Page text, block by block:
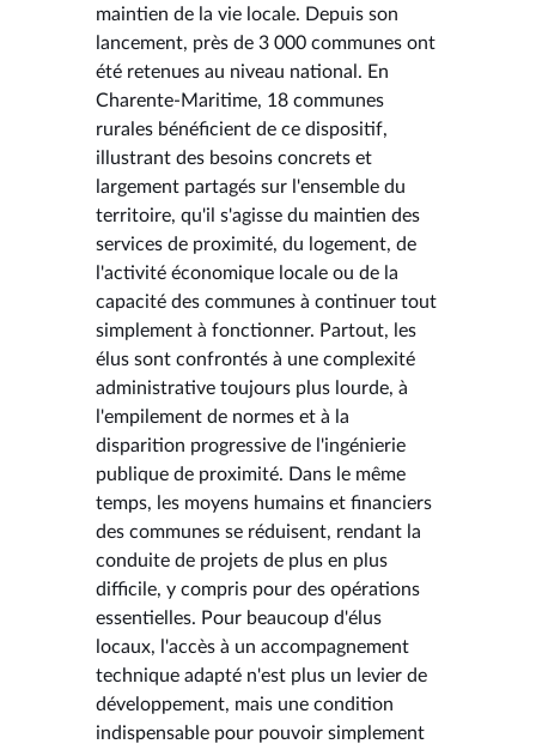
maintien de la vie locale. Depuis son
lancement, près de 3 000 communes ont
été retenues au niveau national. En
Charente-Maritime, 18 communes
rurales bénéficient de ce dispositif,
illustrant des besoins concrets et
largement partagés sur l'ensemble du
territoire, qu'il s'agisse du maintien des
services de proximité, du logement, de
l'activité économique locale ou de la
capacité des communes à continuer tout
simplement à fonctionner. Partout, les
élus sont confrontés à une complexité
administrative toujours plus lourde, à
l'empilement de normes et à la
disparition progressive de l'ingénierie
publique de proximité. Dans le même
temps, les moyens humains et financiers
des communes se réduisent, rendant la
conduite de projets de plus en plus
difficile, y compris pour des opérations
essentielles. Pour beaucoup d'élus
locaux, l'accès à un accompagnement
technique adapté n'est plus un levier de
développement, mais une condition
indispensable pour pouvoir simplement